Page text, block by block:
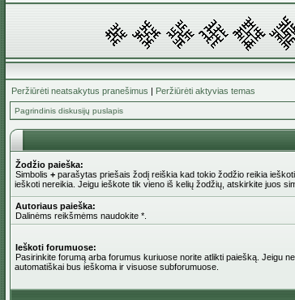
Peržiūrėti neatsakytus pranešimus | Peržiūrėti aktyvias temas
Pagrindinis diskusijų puslapis
Žodžio paieška:
Simbolis + parašytas priešais žodį reiškia kad tokio žodžio reikia
ieškoti nereikia. Jeigu ieškote tik vieno iš kelių žodžių, atskirkite juos
Autoriaus paieška:
Dalinėms reikšmėms naudokite *.
Ieškoti forumuose:
Pasirinkite forumą arba forumus kuriuose norite atlikti paiešką. Jeigu
automatiškai bus ieškoma ir visuose subforumuose.